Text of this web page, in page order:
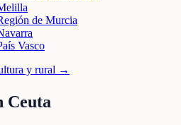
de Murcia
Vasco
y rural →
Ceuta